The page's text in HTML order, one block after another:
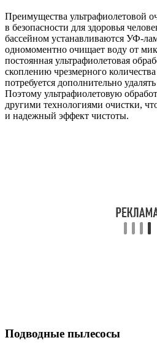
Преимущества ультрафиолетовой
в безопасности для здоровья
бассейном устанавливаются УФ-
одномоментно очищает воду от
постоянная ультрафиолетовая
скоплению чрезмерного
потребуется дополнительно
Поэтому ультрафиолетовую
другими технологиями очистки,
и надежный эффект чистоты.
Подводные пылесосы